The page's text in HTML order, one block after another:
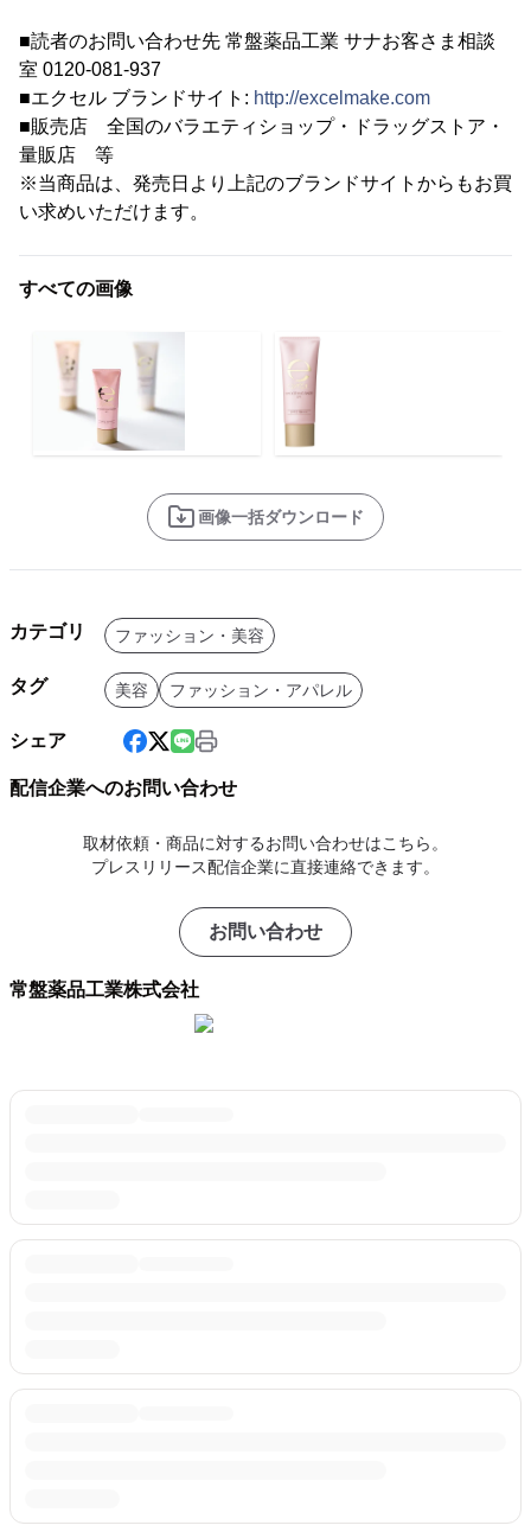
■読者のお問い合わせ先 常盤薬品工業 サナお客さま相談
室 0120-081-937
■エクセル ブランドサイト: http://excelmake.com
■販売店 全国のバラエティショップ・ドラッグストア・
量販店 等
※当商品は、発売日より上記のブランドサイトからもお買
い求めいただけます。
すべての画像
画像一括ダウンロード
カテゴリ ファッション・美容
タグ 美容 ファッション・アパレル
シェア
配信企業へのお問い合わせ
取材依頼・商品に対するお問い合わせはこちら。
プレスリリース配信企業に直接連絡できます。
お問い合わせ
常盤薬品工業株式会社